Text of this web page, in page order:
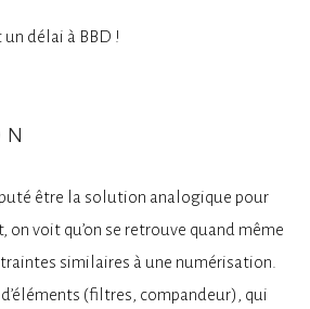
délai à BBD !
être la solution analogique pour
on voit qu’on se retrouve quand même
similaires à une numérisation.
(filtres, compandeur), qui